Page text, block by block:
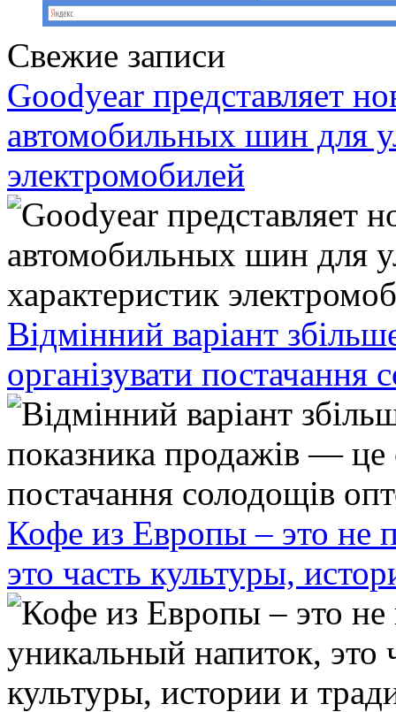
Свежие записи
Goodyear представляет
автомобильных шин для
электромобилей
Відмінний варіант
організувати постачання
Кофе из Европы – это не
это часть культуры,